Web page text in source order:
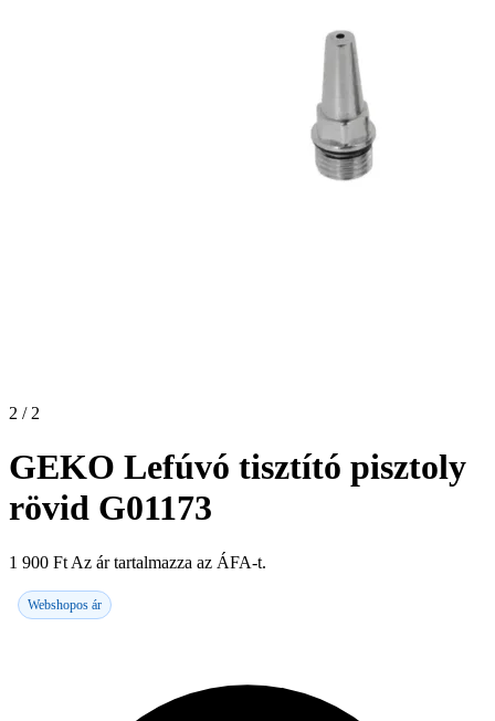
2 / 2
GEKO Lefúvó tisztító pisztoly
rövid G01173
1 900 Ft Az ár tartalmazza az ÁFA-t.
Webshopos ár